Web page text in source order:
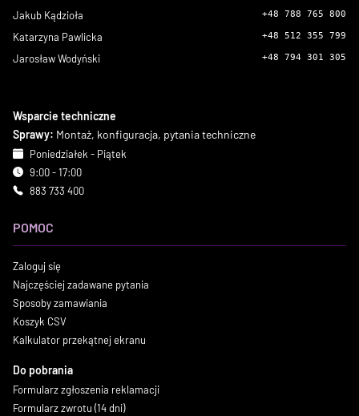
Jakub Kądzioła +48 788 765 800
Katarzyna Pawlicka +48 512 355 799
Jarosław Wodyński +48 794 301 305
Wsparcie techniczne
Sprawy: Montaż, konfiguracja, pytania techniczne
Poniedziałek - Piątek
9:00 - 17:00
883 733 400
POMOC
Zaloguj się
Najczęściej zadawane pytania
Sposoby zamawiania
Koszyk CSV
Kalkulator przekątnej ekranu
Do pobrania
Formularz zgłoszenia reklamacji
Formularz zwrotu (14 dni)